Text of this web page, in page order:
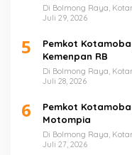
Di Bolmong Raya,
Juli 29, 2026
5
Pemkot
Kemenpan RB
Di Bolmong Raya,
Juli 28, 2026
6
Pemkot
Motompia
Di Bolmong Raya,
Juli 27, 2026